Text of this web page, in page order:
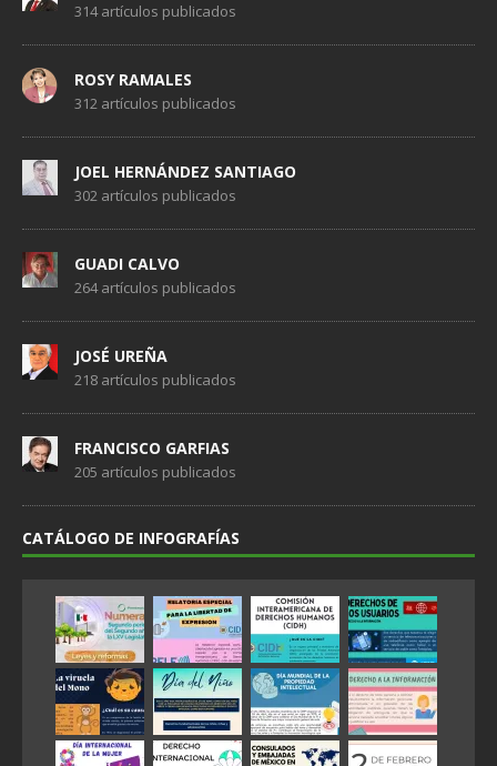
314 artículos publicados
ROSY RAMALES
312 artículos publicados
JOEL HERNÁNDEZ SANTIAGO
302 artículos publicados
GUADI CALVO
264 artículos publicados
JOSÉ UREÑA
218 artículos publicados
FRANCISCO GARFIAS
205 artículos publicados
CATÁLOGO DE INFOGRAFÍAS